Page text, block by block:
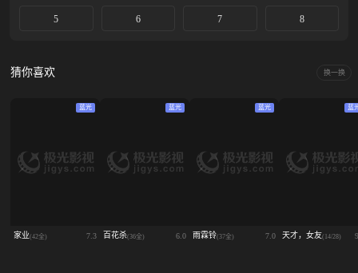
5 6 7 8
猜你喜欢 换一换
蓝光
家业(42全) 7.3
蓝光
百花杀(36全) 6.0
蓝光
雨霖铃(37全) 7.0
蓝
天才，女友(14/28)